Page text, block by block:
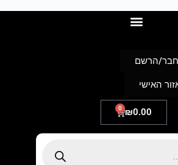
₪0.00
0
הרשם
האישי